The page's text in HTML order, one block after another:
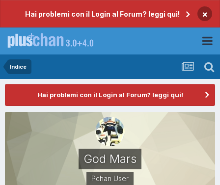
Hai problemi con il Login al Forum? leggi qui! ×
Indice
Hai problemi con il Login al Forum? leggi qui!
God Mars
Pchan User